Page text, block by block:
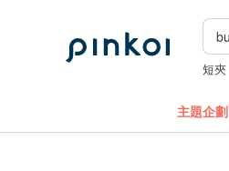
短夾
主題企劃